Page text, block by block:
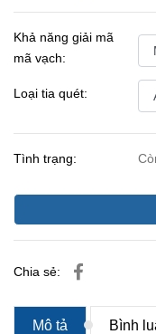
Khả năng giải mã
mã vạch:
Loại tia quét:
Tình trạng:
Chia sẻ:
Mô tả Bình